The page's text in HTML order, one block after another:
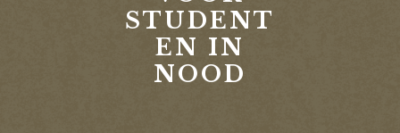
STUDENT
EN IN
NOOD